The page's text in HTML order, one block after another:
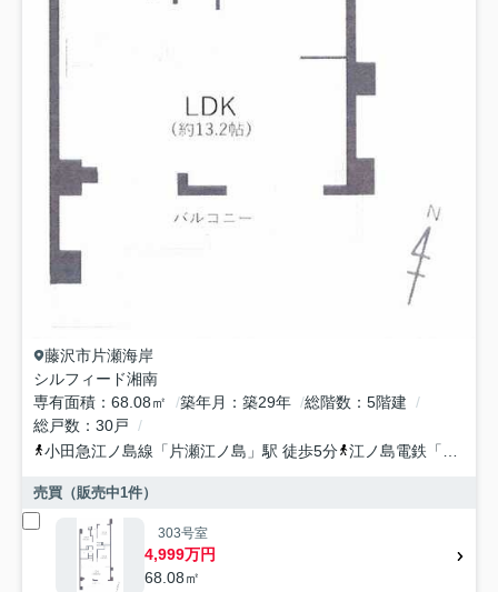
藤沢市片瀬海岸
シルフィード湘南
専有面積
68.08㎡ 築年月 築29年 総階数
5階建
総戸数
30戸
小田急江ノ島線 「片瀬江ノ島 」駅 徒歩5分 江ノ島電鉄 「
売買（販売中1件）
303号室
4,999万円
68.08㎡